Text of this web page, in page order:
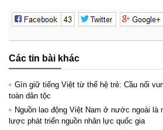
Các tin bài khác
Gìn giữ tiếng Việt từ thế hệ trẻ: Cầu nối
toàn dân tộc
Nguồn lao động Việt Nam ở nước ngoài là
lược phát triển nguồn nhân lực quốc gia